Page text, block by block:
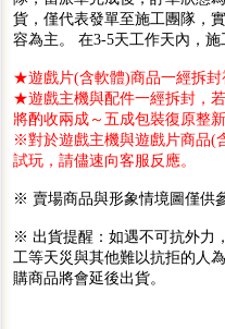
貨，僅代表發單至施工團隊，
容為主。 在3-5天工作天內，施
★遊戲片(含軟體)商品一經拆封
★遊戲主機與配件一經拆封，
將酌收兩成～五成包裝復原整新
※對於遊戲主機與遊戲片商品(
試玩，請儘速向客服反應。
※ 賣場商品與形象情境圖僅供
※ 出貨提醒：如遇不可抗外力
工等天災與其他難以抗拒的人
購商品將會延後出貨。